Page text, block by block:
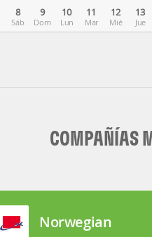
8
Sáb
9
Dom
10
Lun
11
Mar
12
Mié
13
Jue
COMPAÑÍAS
Norwegian